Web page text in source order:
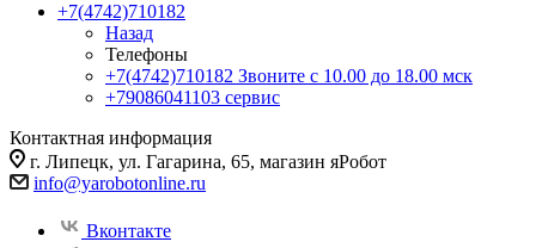
+7(4742)710182
Назад
Телефоны
+7(4742)710182 Звоните с 10.00 до 18.00 мск
+79086041103 сервис
Контактная информация
г. Липецк, ул. Гагарина, 65, магазин яРобот
info@yarobotonline.ru
Вконтакте